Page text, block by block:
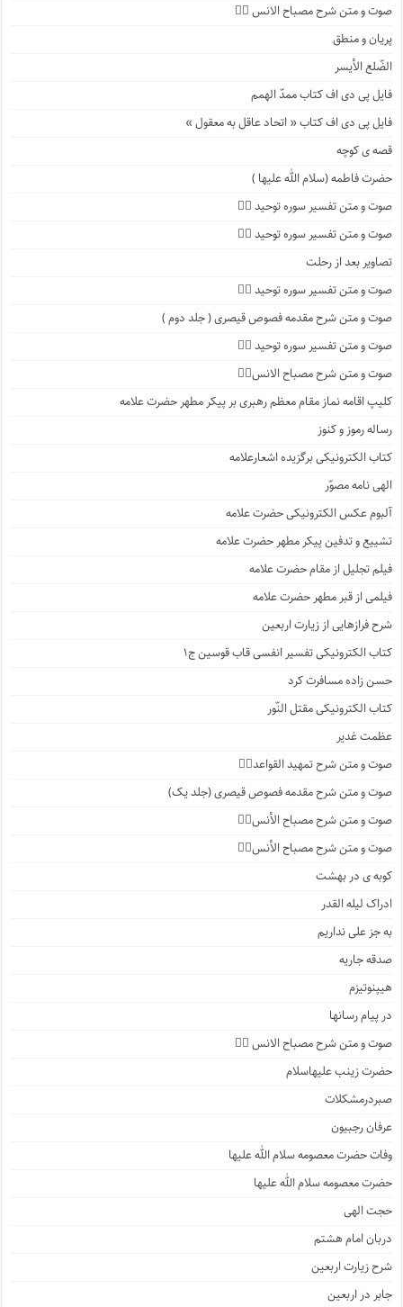
صوت و متن شرح مصباح الانس ۹️⃣
پریان و منطق
الضّلع الأیسر
فایل پی دی اف کتاب ممدّ الهمم
فایل پی دی اف کتاب « اتحاد عاقل به معقول »
قصه ی کوچه
حضرت فاطمه (سلام الله علیها )
صوت و متن تفسیر سوره توحید ۴️⃣
صوت و متن تفسیر سوره توحید ۳️⃣
تصاویر بعد از رحلت
صوت و متن تفسیر سوره توحید ۲️⃣
صوت و متن شرح مقدمه فصوص قیصری ( جلد دوم )
صوت و متن تفسیر سوره توحید ۱️⃣
صوت و متن شرح مصباح الانس۸⃣
کلیپ اقامه نماز مقام معظم رهبری بر پیکر مطهر حضرت علامه
رساله رموز و کنوز
کتاب الکترونیکی برگزیده اشعارعلامه
الهی نامه مصوّر
آلبوم عکس الکترونیکی حضرت علامه
تشییع و تدفین پیکر مطهر حضرت علامه
فیلم تجلیل از مقام حضرت علامه
فیلمی از قبر مطهر حضرت علامه
شرح فرازهایی از زیارت اربعین
کتاب الکترونیکی تفسیر انفسی قاب قوسین ج۱
حسن زاده مسافرت کرد
کتاب الکترونیکی مقتل النّور
عظمت غدیر
صوت و متن شرح تمهید القواعد۱️⃣
صوت و متن شرح مقدمه فصوص قیصری (جلد یک)
صوت و متن شرح مصباح الأنس۷️⃣
صوت و متن شرح مصباح الأنس۶️⃣
کوبه ی در بهشت
ادراک لیله القدر
به جز علی نداریم
صدقه جاریه
هیپنوتیزم
در پیام رسانها
صوت و متن شرح مصباح الانس ۵️⃣
حضرت زینب علیهاسلام
صبردرمشکلات
عرفان رجبیون
وفات حضرت معصومه سلام الله علیها
حضرت معصومه سلام الله علیها
حجت الهی
دربان امام هشتم
شرح زیارت اربعین
جابر در اربعین